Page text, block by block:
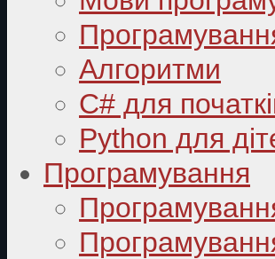
Алгоритми
C# для
Python для
Програмування